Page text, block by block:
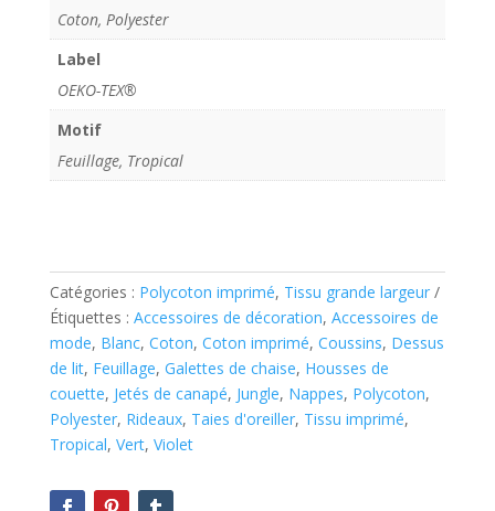
Coton, Polyester
Label
OEKO-TEX®
Motif
Feuillage, Tropical
Catégories : Polycoton imprimé, Tissu grande largeur
Étiquettes : Accessoires de décoration, Accessoires de
mode, Blanc, Coton, Coton imprimé, Coussins, Dessus
de lit, Feuillage, Galettes de chaise, Housses de
couette, Jetés de canapé, Jungle, Nappes, Polycoton,
Polyester, Rideaux, Taies d'oreiller, Tissu imprimé,
Tropical, Vert, Violet